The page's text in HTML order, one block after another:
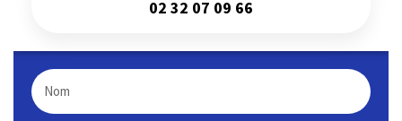
02 32 07 09 66